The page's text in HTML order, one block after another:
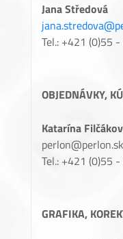
Jana Středová
Tel.: +421 (0)55
OBJEDNÁVKY,
Katarína
perlon@perlon.sk
Tel.: +421 (0)55
GRAFIKA,